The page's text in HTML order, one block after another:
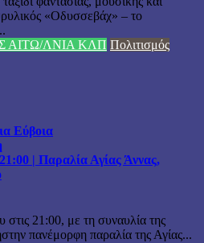
«Οδυσσεβάχ» – το
ΑΙΤΩ/ΛΝΙΑ ΚΛΠ Πολιτισμός
Εύβοια
| Παραλία Αγίας Άννας,
στις 21:00, με τη συναυλία της
πανέμορφη παραλία της Αγίας...